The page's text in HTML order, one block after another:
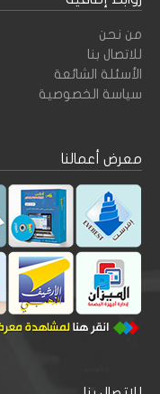
من نحن
للاتصال بنا
الأسئلة الشائعة
سياسة الخصوصية
معرض أعمالنا